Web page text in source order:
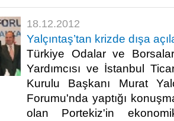
18.12.2012
Yalçıntaş’tan krizde dışa
Türkiye Odalar ve
Yardımcısı ve İstanbul
Kurulu Başkanı Murat
Forumu'nda yaptığı
olan Portekiz'in